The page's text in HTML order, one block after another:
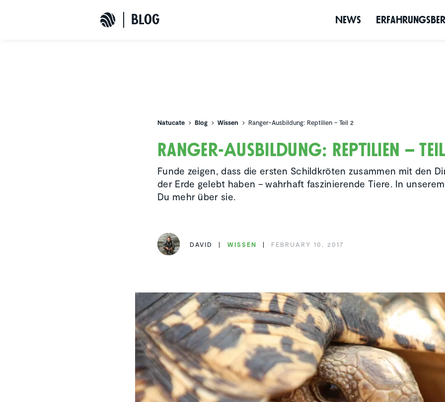
bLoG News
Natucate Blog Wissen Ranger-Ausbildung: Reptilien – Teil 2
Ranger-Ausbil­dung: Reptilien –
Funde zeigen, dass die ersten Schildkröten zusammen mit den
der Erde gelebt haben – wahrhaft faszinierende Tiere. In
Du mehr über sie.
DAVID WISSEN FEBRUARY 10, 2017